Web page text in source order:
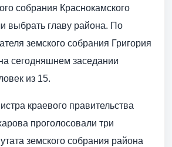
собрания Краснокамского
выбрать главу района. По
земского собрания Григория
сегодняшнем заседании
из 15.
краевого правительства
проголосовали три
земского собрания района